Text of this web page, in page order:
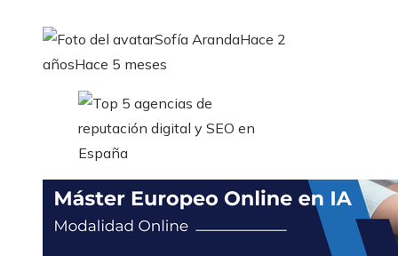
Sofía ArandaHace 2
añosHace 5 meses